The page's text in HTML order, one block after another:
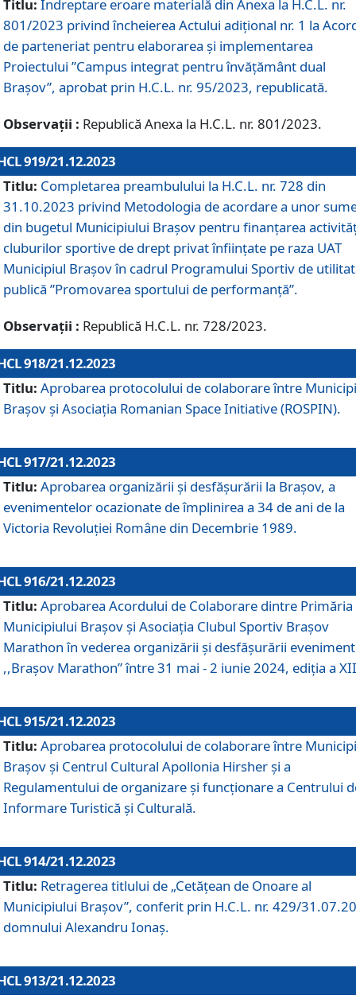
Titlu: Îndreptare eroare materială din Anexa la H.C.L. nr.
801/2023 privind încheierea Actului adițional nr. 1 la
de parteneriat pentru elaborarea și implementarea
Proiectului ”Campus integrat pentru învățământ dual
Brașov”, aprobat prin H.C.L. nr. 95/2023, republicată.
Observații : Republică Anexa la H.C.L. nr. 801/2023.
919/21.12.2023
Titlu: Completarea preambulului la H.C.L. nr. 728 din
31.10.2023 privind Metodologia de acordare a unor
din bugetul Municipiului Brașov pentru finanțarea
cluburilor sportive de drept privat înființate pe raza UAT
Municipiul Brașov în cadrul Programului Sportiv de
publică ”Promovarea sportului de performanță”.
Observații : Republică H.C.L. nr. 728/2023.
918/21.12.2023
Titlu: Aprobarea protocolului de colaborare între
Brașov și Asociația Romanian Space Initiative (ROSPIN).
917/21.12.2023
Titlu: Aprobarea organizării şi desfăşurării la Braşov, a
evenimentelor ocazionate de împlinirea a 34 de ani de la
Victoria Revoluţiei Române din Decembrie 1989.
916/21.12.2023
Titlu: Aprobarea Acordului de Colaborare dintre Primăria
Municipiului Brașov și Asociația Clubul Sportiv Brașov
Marathon în vederea organizării și desfășurării
,,Brașov Marathon” între 31 mai - 2 iunie 2024, ediția a
915/21.12.2023
Titlu: Aprobarea protocolului de colaborare între
Brașov și Centrul Cultural Apollonia Hirsher și a
Regulamentului de organizare și funcționare a Centrului
Informare Turistică și Culturală.
914/21.12.2023
Titlu: Retragerea titlului de „Cetățean de Onoare al
Municipiului Brașov”, conferit prin H.C.L. nr. 429/
domnului Alexandru Ionaș.
913/21.12.2023